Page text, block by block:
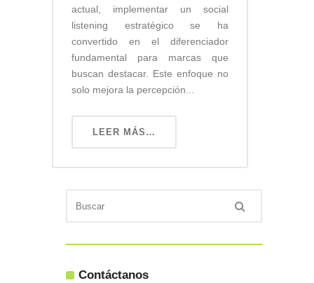
actual, implementar un social
listening estratégico se ha
convertido en el diferenciador
fundamental para marcas que
buscan destacar. Este enfoque no
solo mejora la percepción...
LEER MÁS…
Contáctanos